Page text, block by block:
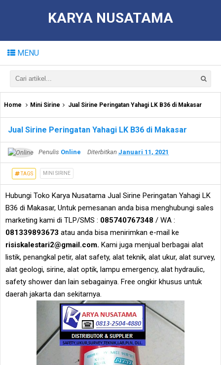
KARYA NUSATAMA
MENU
Home Mini Sirine Jual Sirine Peringatan Yahagi LK B36 di Makasar
Jual Sirine Peringatan Yahagi LK B36 di Makasar
Penulis Online Diterbitkan Januari 11, 2021
TAGS MINI SIRINE
Hubungi Toko Karya Nusatama Jual Sirine Peringatan Yahagi LK
B36 di Makasar, Untuk pemesanan anda bisa menghubungi sales
marketing kami di TLP/SMS : 085740767348 / WA :
081339893673 atau anda bisa menirimkan e-mail ke
risiskalestari2@gmail.com. Kami juga menjual berbagai alat
listik, penangkal petir, alat safety, alat teknik, alat ukur, alat survey,
alat geologi, sirine, alat optik, lampu emergency, alat hydraulic,
safety shower dan lain sebagainya. Free ongkir khusus untuk
daerah jakarta dan sekitarnya.